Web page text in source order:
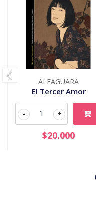
ALFAGUARA
El Tercer Amor
+
-
$20.000